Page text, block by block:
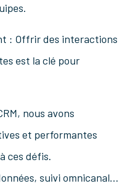
: Offrir des interactions
est la clé pour
nous avons
et performantes
ces défis.
suivi omnicanal…